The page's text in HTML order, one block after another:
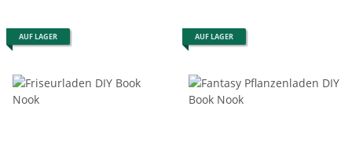
AUF LAGER AUF LAGER